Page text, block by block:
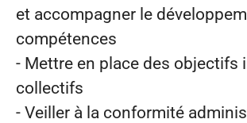
et accompagner le
compétences
- Mettre en place des objectifs
collectifs
- Veiller à la conformité